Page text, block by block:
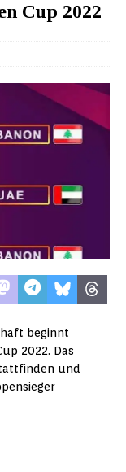
Cup 2022
beginnt
2022. Das
und